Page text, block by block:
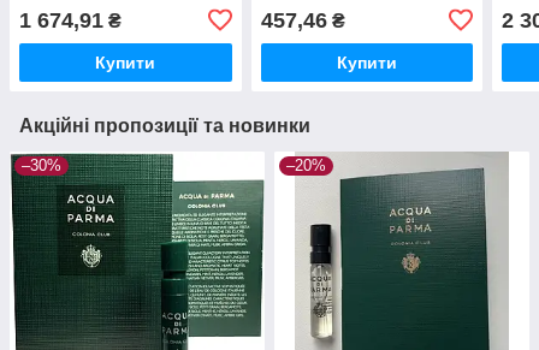
1 674,91 ₴
Купити
457,46₴
Купити
2
Акційні пропозиції та новинки
–30% –20%